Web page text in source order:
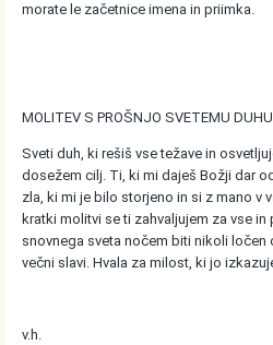
morate le začetnice imena in priimka.
MOLITEV S PROŠNJO SVETEMU DUHU
Sveti duh, ki rešiš vse težave in
dosežem cilj. Ti, ki mi daješ Božji dar
zla, ki mi je bilo storjeno in si z mano v
kratki molitvi se ti zahvaljujem za vse
snovnega sveta nočem biti nikoli ločen
večni slavi. Hvala za milost, ki jo
v.h.